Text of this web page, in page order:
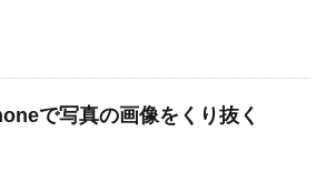
で写真の画像をくり抜く